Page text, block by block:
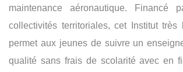
maintenance aéronautique. Financé
collectivités territoriales, cet Institut très
permet aux jeunes de suivre un
qualité sans frais de scolarité avec en